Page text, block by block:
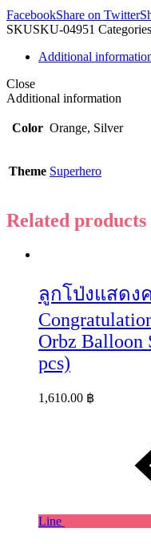
FacebookShare on Twitter
SKUSKU-04951 Categories
Additional
Close
Additional information
Color Orange, Silver
Theme Superhero
Related products
ลูกโป่งแสดง
Orbz Balloon
pcs)
1,610.00 ฿
Line